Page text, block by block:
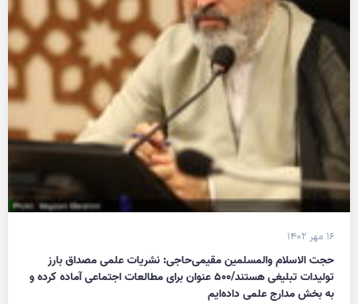
۱۶ مهر ۱۴۰۲
حجت الاسلام والمسلمین مقیمی‌حاجی: نشریات علمی مصداق بارز
تولیدات تبلیغی هستند/۵۰۰ عنوان برای مطالعات اجتماعی آماده کرده و
به بخش مدارج علمی داده‌ایم